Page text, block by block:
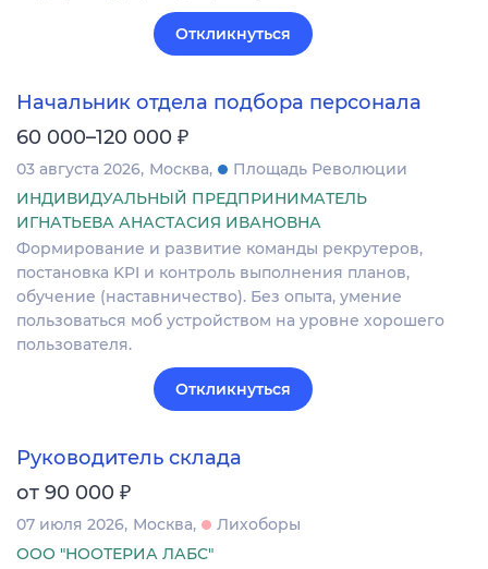
Откликнуться
Начальник отдела подбора персонала
60 000–120 000 ₽
03 августа 2026 Москва
Площадь Революции
ИНДИВИДУАЛЬНЫЙ ПРЕДПРИНИМАТЕЛЬ
ИГНАТЬЕВА АНАСТАСИЯ ИВАНОВНА
Формирование и развитие команды рекрутеров,
постановка KPI и контроль выполнения планов,
обучение (наставничество). Без опыта, умение
пользоваться моб устройством на уровне хорошего
пользователя.
Откликнуться
Руководитель склада
от 90 000 ₽
07 июля 2026 Москва
Лихоборы
ООО "НООТЕРИА ЛАБС"